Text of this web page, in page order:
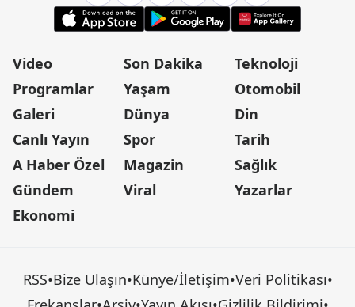
Video
Programlar
Galeri
Canlı Yayın
A Haber Özel
Gündem
Ekonomi
Son Dakika
Yaşam
Dünya
Spor
Magazin
Viral
Teknoloji
Otomobil
Din
Tarih
Sağlık
Yazarlar
RSS•Bize Ulaşın•Künye/İletişim•Veri Politikası•